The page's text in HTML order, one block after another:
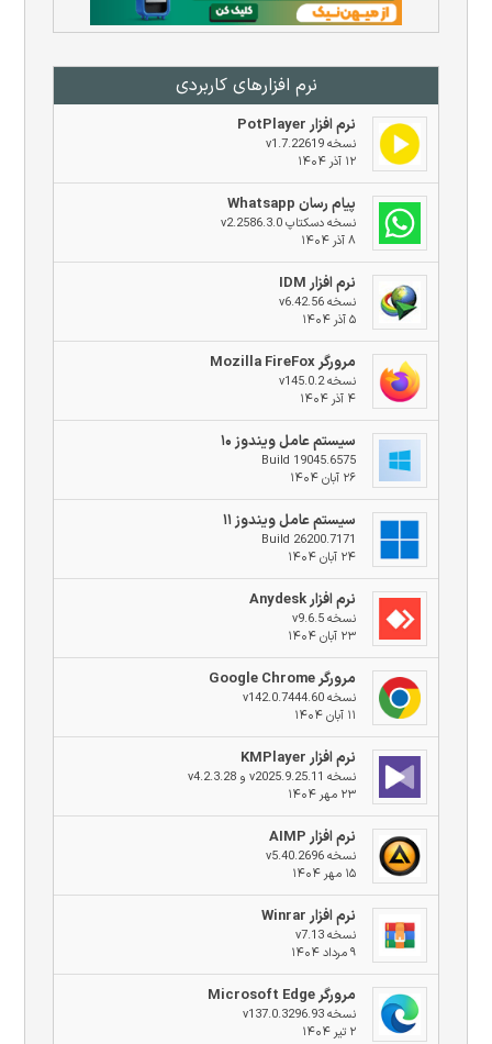
نرم افزار‌های کاربردی
نرم افزار PotPlayer
نسخه v1.7.22619
۱۲ آذر ۱۴۰۴
پیام رسان Whatsapp
نسخه دسکتاپ v2.2586.3.0
۸ آذر ۱۴۰۴
نرم افزار IDM
نسخه v6.42.56
۵ آذر ۱۴۰۴
مرورگر Mozilla FireFox
نسخه v145.0.2
۴ آذر ۱۴۰۴
سیستم عامل ویندوز ۱۰
Build 19045.6575
۲۶ آبان ۱۴۰۴
سیستم عامل ویندوز ۱۱
Build 26200.7171
۲۴ آبان ۱۴۰۴
نرم افزار Anydesk
نسخه v9.6.5
۲۳ آبان ۱۴۰۴
مرورگر Google Chrome
نسخه v142.0.7444.60
۱۱ آبان ۱۴۰۴
نرم افزار KMPlayer
نسخه v2025.9.25.11 و v4.2.3.28
۲۳ مهر ۱۴۰۴
نرم افزار AIMP
نسخه v5.40.2696
۱۵ مهر ۱۴۰۴
نرم افزار Winrar
نسخه v7.13
۹ مرداد ۱۴۰۴
مرورگر Microsoft Edge
نسخه v137.0.3296.93
۲ تیر ۱۴۰۴